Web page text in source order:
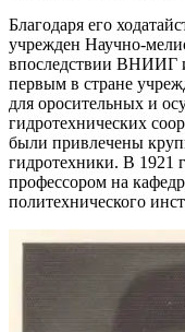
Благодаря его
учрежден Научно-
впоследствии ВНИИГ
первым в стране
для оросительных и
гидротехнических
были привлечены
гидротехники. В 1921
профессором на
политехнического